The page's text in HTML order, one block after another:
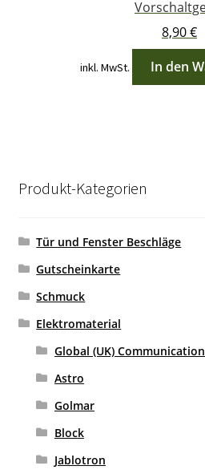
8,90€
inkl. MwSt. In den
Produkt-Kategorien
Tür und Fenster Beschläge
Gutscheinkarte
Schmuck
Elektromaterial
Global (UK)
Astro
Golmar
Block
Jablotron